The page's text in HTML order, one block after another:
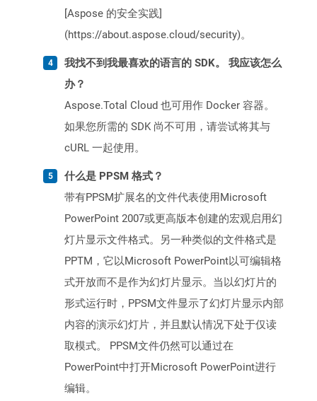
[Aspose 的安全实践]
(https://about.aspose.cloud/security)。
我找不到我最喜欢的语言的 SDK。 我应该怎么
办？
Aspose.Total Cloud 也可用作 Docker 容器。
如果您所需的 SDK 尚不可用，请尝试将其与
cURL 一起使用。
什么是 PPSM 格式？
带有PPSM扩展名的文件代表使用Microsoft
PowerPoint 2007或更高版本创建的宏观启用幻
灯片显示文件格式。另一种类似的文件格式是
PPTM，它以Microsoft PowerPoint以可编辑格
式开放而不是作为幻灯片显示。当以幻灯片的
形式运行时，PPSM文件显示了幻灯片显示内部
内容的演示幻灯片，并且默认情况下处于仅读
取模式。 PPSM文件仍然可以通过在
PowerPoint中打开Microsoft PowerPoint进行
编辑。